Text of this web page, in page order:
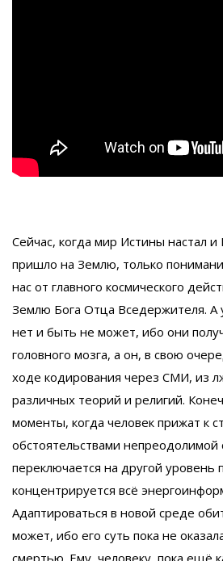
Сейчас, когда мир Истины настал и
пришло на Землю, только
нас от главного космического
Землю Бога Отца Вседержителя. А
нет и быть не может, ибо они
головного мозга, а он, в свою
ходе кодирования через СМИ, из
различных теорий и религий.
моменты, когда человек прижат к
обстоятельствами непреодолимой
переключается на другой уровень
концентрируется всё
Адаптироваться в новой среде
может, ибо его суть пока не